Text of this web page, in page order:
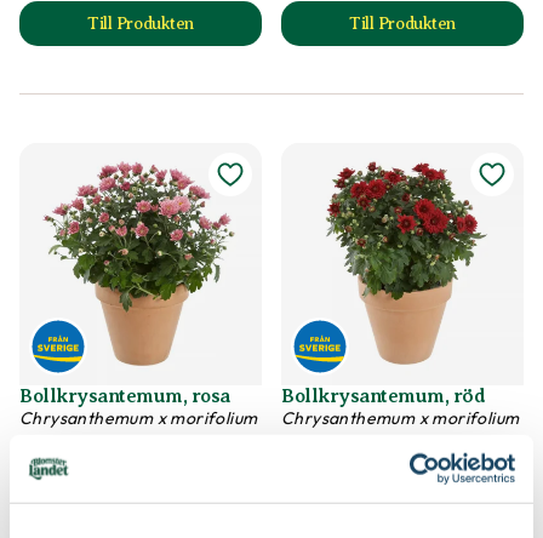
Till Produkten
till Bollkrysantemum, lila produktsida
Till Produkten
till
Bollkrysantemum, rosa
Chrysanthemum x morifolium
Välj butik
Online
Slut i lager
Bollkrysantemum, röd
Chrysanthemum x morifolium
Online
Slut i lager